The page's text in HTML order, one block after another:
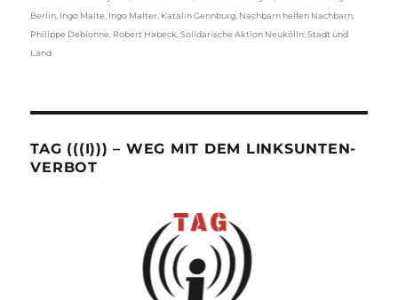
Berlin Ingo Malte Ingo Malter Katalin Gennburg Nachbarn helfen Nachbarn
Philippe Debionne Robert Habeck ,Solidarische Aktion Neukölln ,Stadt und
Land
TAG (((I))) – WEG MIT DEM LINKSUNTEN-
VERBOT